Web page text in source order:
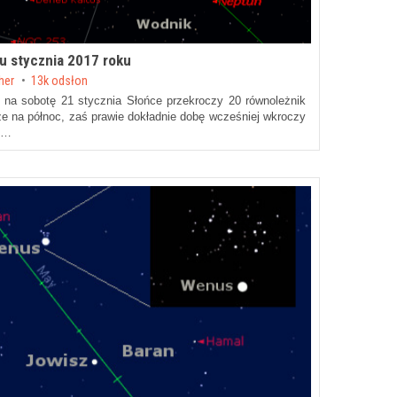
stycznia 2017 roku
13k odsłon
sobotę 21 stycznia Słońce przekroczy 20 równoleżnik
na północ, zaś prawie dokładnie dobę wcześniej wkroczy
…